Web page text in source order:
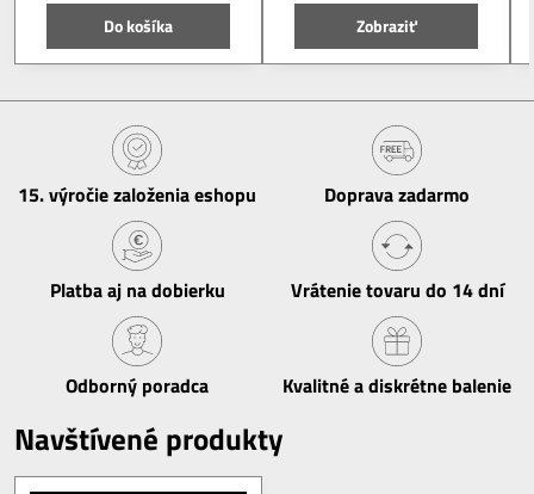
Do košíka Zobraziť
15​. výročie založenia eshopu Doprava zadarmo
Platba aj na dobierku Vrátenie tovaru do 14 dní
Odborný poradca Kvalitné a diskrétne balenie
Navštívené produkty